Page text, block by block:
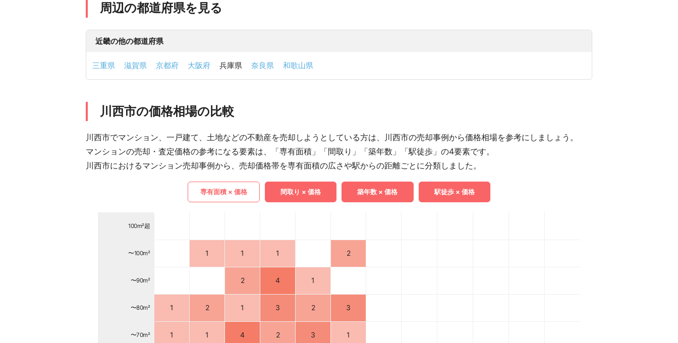
周辺の都道府県を見る
近畿の他の都道府県
三重県 滋賀県 京都府 大阪府 兵庫県 奈良県 和歌山県
川西市の価格相場の比較
川西市でマンション、一戸建て、土地などの不動産を売却しようとしている方は、川西市の売却事例から価格相場を参考にしましょう。
マンションの売却・査定価格の参考になる要素は、「専有面積」「間取り」「築年数」「駅徒歩」の4要素です。
川西市におけるマンション売却事例から、売却価格帯を専有面積の広さや駅からの距離ごとに分類しました。
専有面積 × 価格 間取り × 価格 築年数 × 価格 駅徒歩 × 価格
100m²超
〜100m² 1 1 1 2
〜90m² 2 4 1
〜80m² 1 2 1 3 2 3
〜70m² 1 1 4 2 3 1